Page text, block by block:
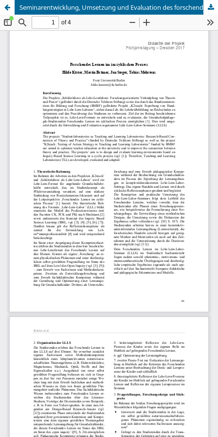
Seminarentwicklung, Umsetzung und Evaluation des forschenden Lernens im Lehr-Lern-Labor